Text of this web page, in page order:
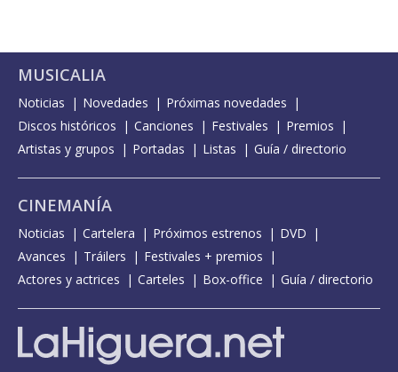
MUSICALIA
Noticias Novedades
Próximas novedades
Discos históricos
Canciones Festivales
Premios
Artistas y grupos
Portadas Listas Guía / directorio
CINEMANÍA
Noticias Cartelera Próximos estrenos
DVD
Avances
Tráilers
Festivales + premios
Actores y actrices
Carteles Box-office Guía / directorio